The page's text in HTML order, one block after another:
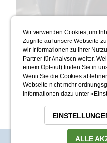
Wir verwenden Cookies, um
Zugriffe auf unsere Webseite
wir Informationen zu Ihrer
Partner für Analysen weiter.
einem Opt-out) finden Sie in
Wenn Sie die Cookies
Webseite nicht mehr
Informationen dazu unter
ALLE